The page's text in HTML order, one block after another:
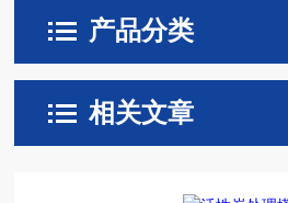
产品分类
相关文章